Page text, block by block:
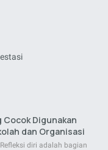
Digunakan
dan Organisasi
diri adalah bagian